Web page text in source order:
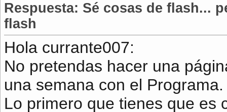
Respuesta: Sé cosas de flash...
flash
Hola currante007:
No pretendas hacer una
una semana con el Programa.
Lo primero que tienes que es